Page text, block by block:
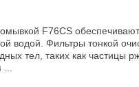
F76CS обеспечивают
водой. Фильтры тонкой
тел, таких как частицы